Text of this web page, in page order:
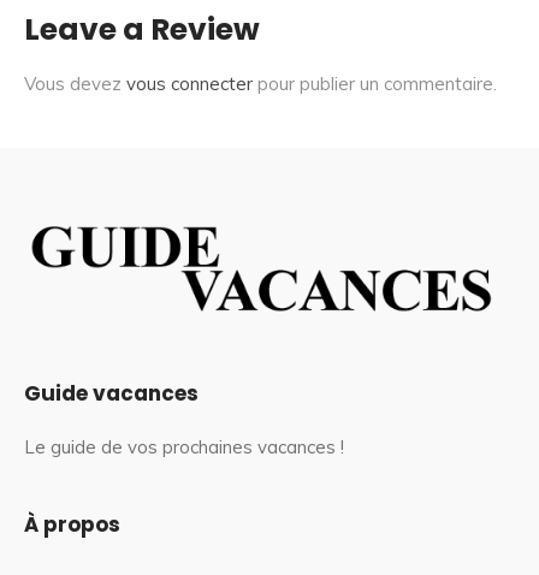
Leave a Review
Vous devez vous connecter pour publier un commentaire.
Guide vacances
Le guide de vos prochaines vacances !
À propos